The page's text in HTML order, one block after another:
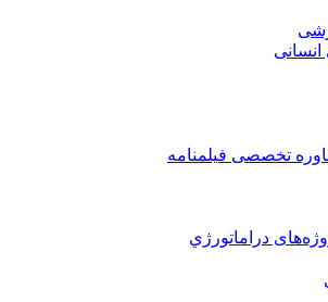
تخصصی فیلمنامه
دراماتورژي